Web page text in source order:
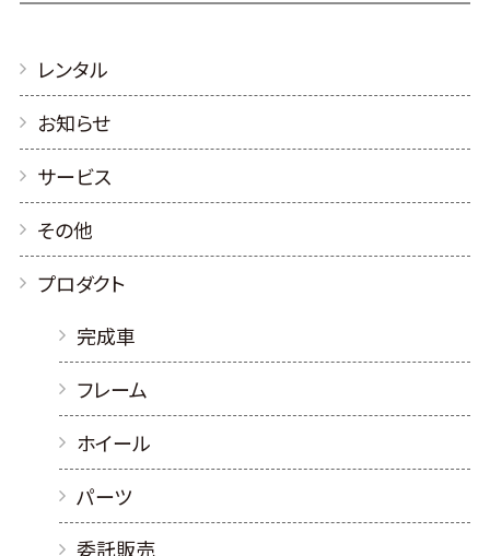
レンタル
お知らせ
サービス
その他
プロダクト
完成車
フレーム
ホイール
パーツ
委託販売